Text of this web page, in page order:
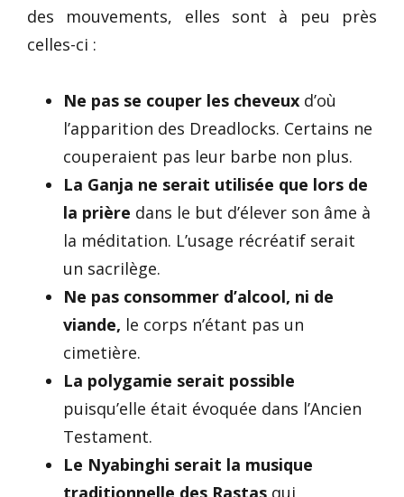
des mouvements, elles sont à peu près
celles-ci :
Ne pas se couper les cheveux d’où
l’apparition des Dreadlocks. Certains ne
couperaient pas leur barbe non plus.
La Ganja ne serait utilisée que lors de
la prière dans le but d’élever son âme à
la méditation. L’usage récréatif serait
un sacrilège.
Ne pas consommer d’alcool, ni de
viande, le corps n’étant pas un
cimetière.
La polygamie serait possible
puisqu’elle était évoquée dans l’Ancien
Testament.
Le Nyabinghi serait la musique
traditionnelle des Rastas qui